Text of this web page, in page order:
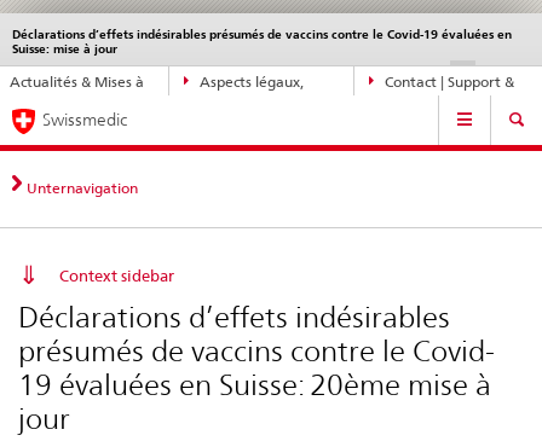
Navigation
directe:
actualités,
bases
juridiques,
contact
Actualités & Mises à
Aspects légaux,
Contact | Support &
Déclarations d’effets indésirables présumés de vaccins contre le Covid-19 évaluées en
Suisse: mise à jour
DE EN
Service
navigation
Navigation
Swissmedic
Unternavigation
Context sidebar
Déclarations d’effets indésirables
présumés de vaccins contre le Covid-
19 évaluées en Suisse: 20ème mise à
jour